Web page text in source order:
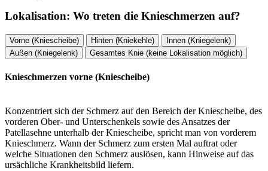
Lokalisation: Wo treten die Knieschmerzen auf?
Vorne (Kniescheibe) Hinten (Kniekehle)
Innen (Kniegelenk)
Außen (Kniegelenk)
Gesamtes Knie (keine Lokalisation möglich)
Knieschmerzen vorne (Kniescheibe)
Konzentriert sich der Schmerz auf den Bereich der Kniescheibe, des
vorderen Ober- und Unterschenkels sowie des Ansatzes der
Patellasehne unterhalb der Kniescheibe, spricht man von vorderem
Knieschmerz. Wann der Schmerz zum ersten Mal auftrat oder
welche Situationen den Schmerz auslösen, kann Hinweise auf das
ursächliche Krankheitsbild liefern.